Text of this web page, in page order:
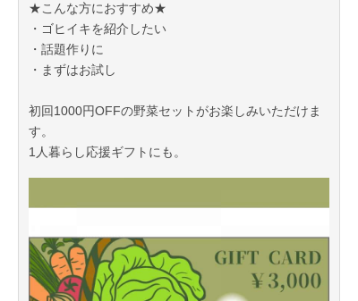
★こんな方におすすめ★
・ゴヒイキを紹介したい
・話題作りに
・まずはお試し
初回1000円OFFの野菜セットがお楽しみいただけま
す。
1人暮らし応援ギフトにも。